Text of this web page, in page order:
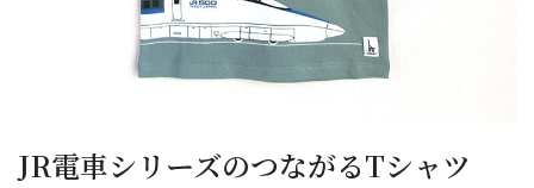
JR電車シリーズのつながるTシャツ